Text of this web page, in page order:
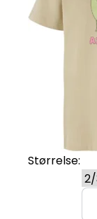
Størrelse: